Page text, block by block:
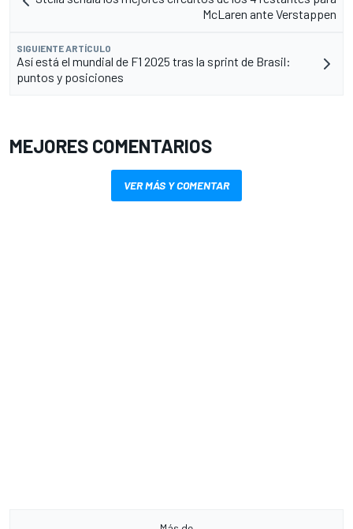
McLaren ante Verstappen
SIGUIENTE ARTÍCULO
Así está el mundial de F1 2025 tras la sprint de Brasil:
puntos y posiciones
MEJORES COMENTARIOS
VER MÁS Y COMENTAR